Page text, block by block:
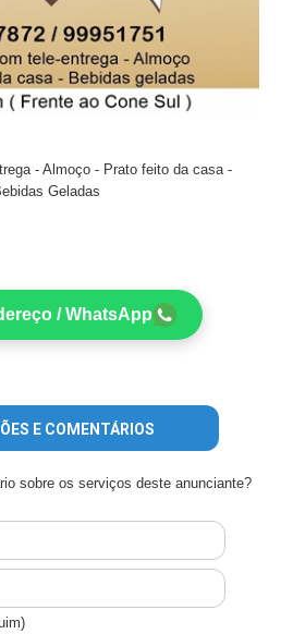
- Almoço - Prato feito da casa -
Geladas
/ WhatsApp
E COMENTÁRIOS
sobre os serviços deste anunciante?